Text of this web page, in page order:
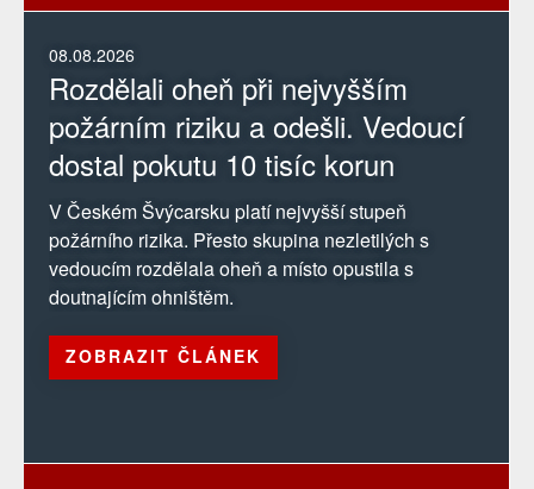
08.08.2026
Rozdělali oheň při nejvyšším
požárním riziku a odešli. Vedoucí
dostal pokutu 10 tisíc korun
V Českém Švýcarsku platí nejvyšší stupeň
požárního rizika. Přesto skupina nezletilých s
vedoucím rozdělala oheň a místo opustila s
doutnajícím ohništěm.
ZOBRAZIT ČLÁNEK